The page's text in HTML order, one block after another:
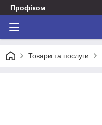
Профіком
Товари та послуги